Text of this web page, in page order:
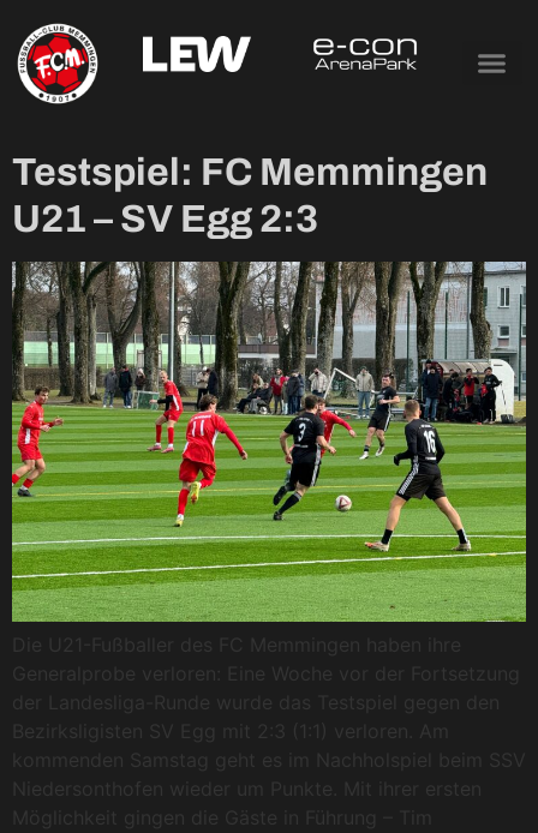
Tag:
13. Februar
2026
Testspiel: FC Memmingen
U21 – SV Egg 2:3
Die U21-Fußballer des FC Memmingen haben ihre
Generalprobe verloren: Eine Woche vor der Fortsetzung
der Landesliga-Runde wurde das Testspiel gegen den
Bezirksligisten SV Egg mit 2:3 (1:1) verloren. Am
kommenden Samstag geht es im Nachholspiel beim SSV
Niedersonthofen wieder um Punkte. Mit ihrer ersten
Möglichkeit gingen die Gäste in Führung – Tim